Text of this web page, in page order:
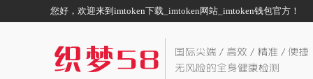
您好，欢迎来到imtoken下载_imtoken网站_imtoken钱包官方！